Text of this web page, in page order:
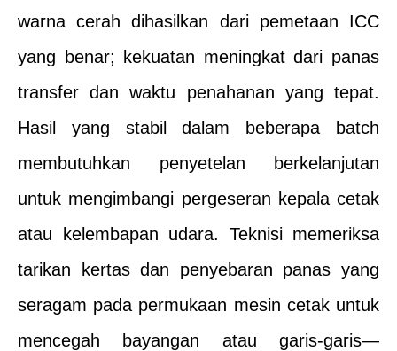
warna cerah dihasilkan dari pemetaan ICC
yang benar; kekuatan meningkat dari panas
transfer dan waktu penahanan yang tepat.
Hasil yang stabil dalam beberapa batch
membutuhkan penyetelan berkelanjutan
untuk mengimbangi pergeseran kepala cetak
atau kelembapan udara. Teknisi memeriksa
tarikan kertas dan penyebaran panas yang
seragam pada permukaan mesin cetak untuk
mencegah bayangan atau garis-garis—